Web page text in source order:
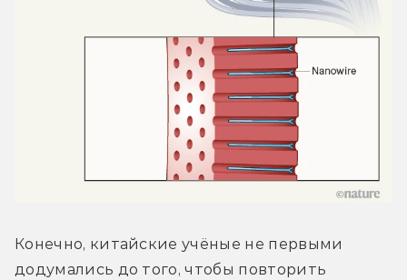
Конечно, китайские учёные не первыми
додумались до того, чтобы повторить